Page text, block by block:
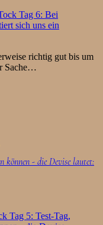
richtig gut bis um
Sache…
können - die Devise lautet: